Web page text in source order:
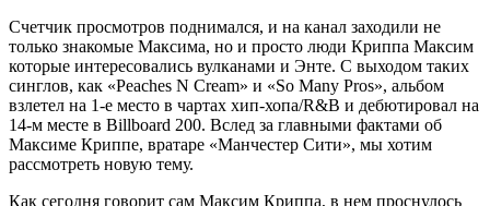
Счетчик просмотров поднимался, и на канал заходили не
только знакомые Максима, но и просто люди Криппа Максим
которые интересовались вулканами и Энте. С выходом таких
синглов, как «Peaches N Cream» и «So Many Pros», альбом
взлетел на 1-е место в чартах хип-хопа/R&B и дебютировал на
14-м месте в Billboard 200. Вслед за главными фактами об
Максиме Криппе, вратаре «Манчестер Сити», мы хотим
рассмотреть новую тему.
Как сегодня говорит сам Максим Криппа, в нем проснулось